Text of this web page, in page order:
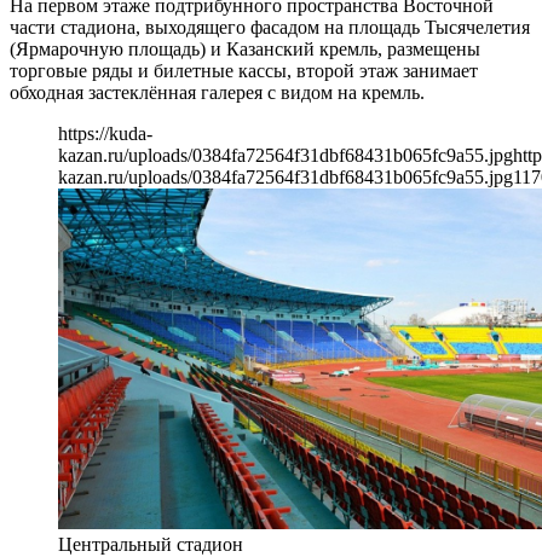
На первом этаже подтрибунного пространства Восточной
части стадиона, выходящего фасадом на площадь Тысячелетия
(Ярмарочную площадь) и Казанский кремль, размещены
торговые ряды и билетные кассы, второй этаж занимает
обходная застеклённая галерея с видом на кремль.
https://kuda-
kazan.ru/uploads/0384fa72564f31dbf68431b065fc9a55.jpg
kazan.ru/uploads/0384fa72564f31dbf68431b065fc9a55.jpg
Центральный стадион